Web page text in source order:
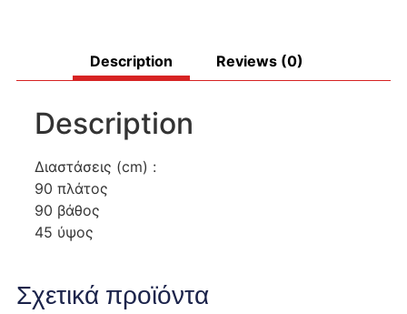
Description Reviews (0)
Description
Διαστάσεις (cm) :
90 πλάτος
90 βάθος
45 ύψος
Σχετικά προϊόντα